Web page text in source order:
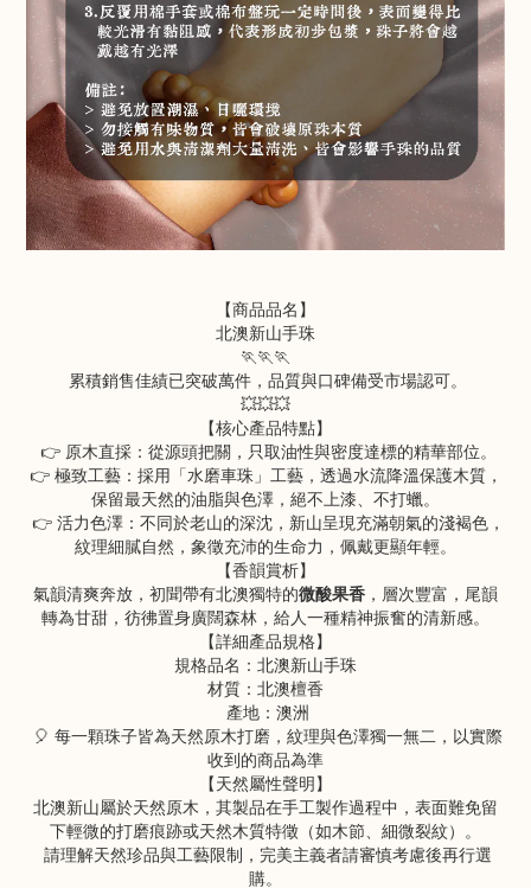
【商品品名】
北澳新山手珠
🏃🏃🏃
累積銷售佳績已突破萬件，品質與口碑備受市場認可。
💥💥💥
【核心產品特點】
👉 原木直採：從源頭把關，只取油性與密度達標的精華部位。
👉 極致工藝：採用「水磨車珠」工藝，透過水流降溫保護木質，
保留最天然的油脂與色澤，絕不上漆、不打蠟。
👉 活力色澤：不同於老山的深沈，新山呈現充滿朝氣的淺褐色，
紋理細膩自然，象徵充沛的生命力，佩戴更顯年輕。
【香韻賞析】
氣韻清爽奔放，初聞帶有北澳獨特的微酸果香 ，層次豐富，尾韻
轉為甘甜，彷彿置身廣闊森林，給人一種精神振奮的清新感。
【詳細產品規格】
規格品名：北澳新山手珠
材質：北澳檀香
產地：澳洲
🎈 每一顆珠子皆為天然原木打磨，紋理與色澤獨一無二，以實際
收到的商品為準
【天然屬性聲明】
北澳新山屬於天然原木，其製品在手工製作過程中，表面難免留
下輕微的打磨痕跡或天然木質特徵（如木節、細微裂紋）。
請理解天然珍品與工藝限制，完美主義者請審慎考慮後再行選
購。